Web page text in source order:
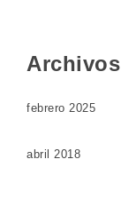
Archivos
febrero 2025
abril 2018